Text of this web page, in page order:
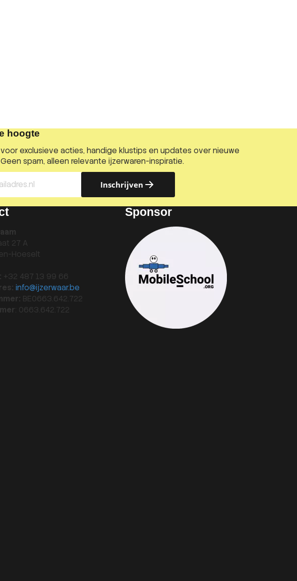
hoogte
exclusieve acties, handige klustips en updates over nieuwe
spam, alleen relevante ijzerwaren-inspiratie.
Inschrijven
27 A
Hoeselt
+32 487 13 99 66
info@ijzerwaar.be
BE0663.642.722
: 0663.642.722
Sponsor